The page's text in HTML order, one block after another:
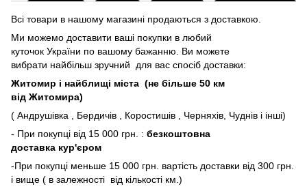
Всі товари в нашому магазині продаються з доставкою.
Ми можемо доставити ваші покупки в любий
куточок України по вашому бажанню. Ви можете
вибрати найбільш зручний для вас спосіб доставки:
Житомир і найблищі міста (не більше 50 км
від Житомира)
( Андрушівка , Бердичів , Коростишів , Черняхів, Чуднів і інші)
- При покупці від 15 000 грн. : безкоштовна
доставка кур'єром
-При покупці меньше 15 000 грн. вартість доставки від 300 грн.
і вище ( в залежності від кількості км.)